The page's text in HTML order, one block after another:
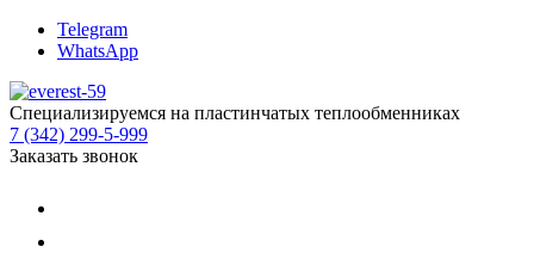
Telegram
WhatsApp
Специализируемся на пластинчатых теплообменниках
7 (342) 299-5-999
Заказать звонок